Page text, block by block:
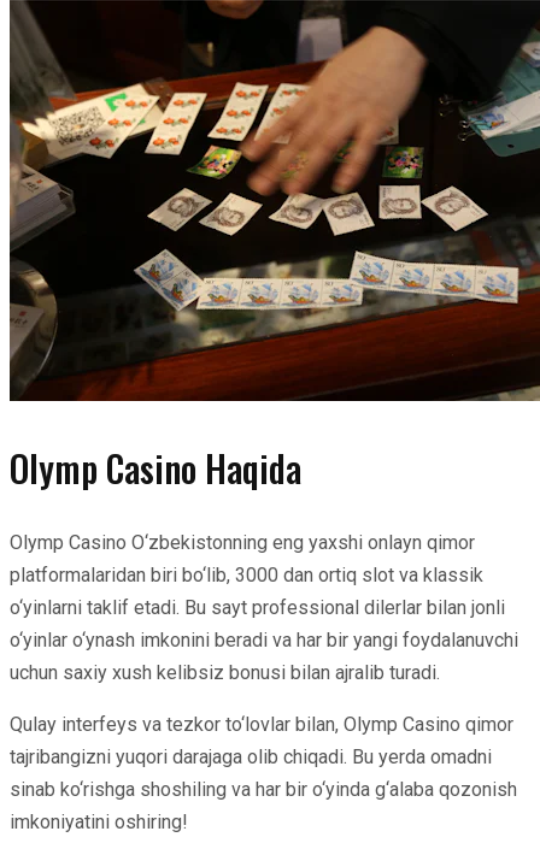
Olymp Casino Haqida
Olymp Casino O‘zbekistonning eng yaxshi onlayn qimor
platformalaridan biri bo‘lib, 3000 dan ortiq slot va klassik
o‘yinlarni taklif etadi. Bu sayt professional dilerlar bilan jonli
o‘yinlar o‘ynash imkonini beradi va har bir yangi foydalanuvchi
uchun saxiy xush kelibsiz bonusi bilan ajralib turadi.
Qulay interfeys va tezkor to‘lovlar bilan, Olymp Casino qimor
tajribangizni yuqori darajaga olib chiqadi. Bu yerda omadni
sinab ko‘rishga shoshiling va har bir o‘yinda g‘alaba qozonish
imkoniyatini oshiring!